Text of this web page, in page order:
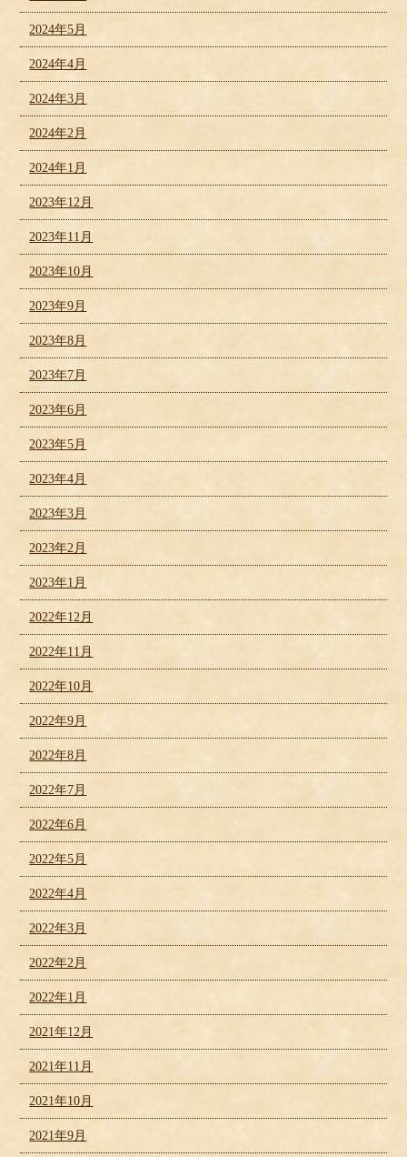
2024年5月
2024年4月
2024年3月
2024年2月
2024年1月
2023年12月
2023年11月
2023年10月
2023年9月
2023年8月
2023年7月
2023年6月
2023年5月
2023年4月
2023年3月
2023年2月
2023年1月
2022年12月
2022年11月
2022年10月
2022年9月
2022年8月
2022年7月
2022年6月
2022年5月
2022年4月
2022年3月
2022年2月
2022年1月
2021年12月
2021年11月
2021年10月
2021年9月